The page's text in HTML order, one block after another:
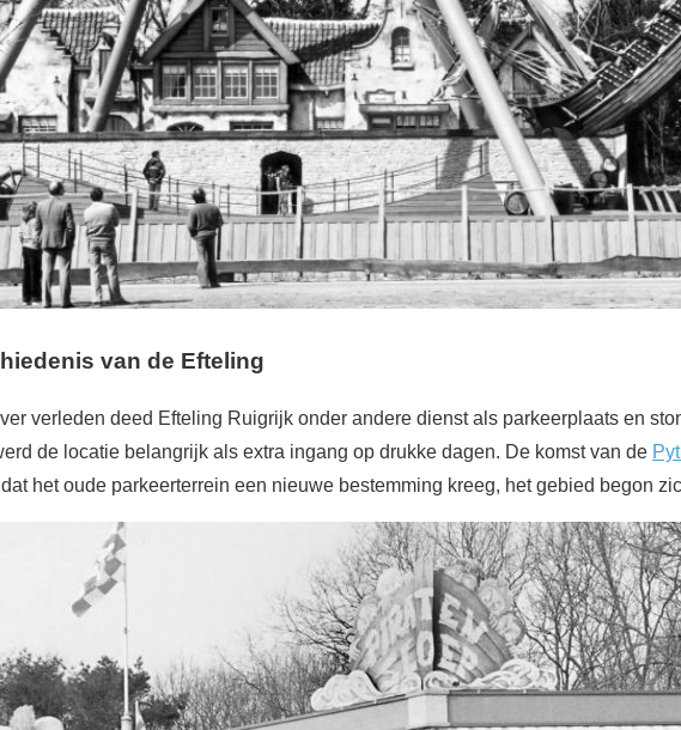
van de Efteling
ver verleden deed Efteling Ruigrijk onder andere dienst als parkeerplaats en
de locatie belangrijk als extra ingang op drukke dagen. De komst van de
het oude parkeerterrein een nieuwe bestemming kreeg, het gebied begon